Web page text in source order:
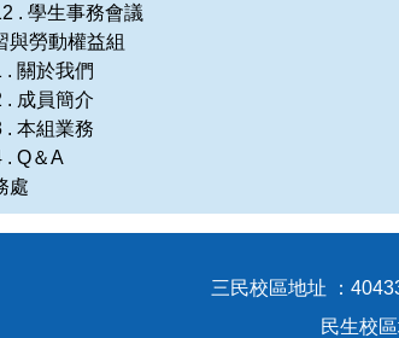
. 學生事務會議
與勞動權益組
. 關於我們
. 成員簡介
. 本組業務
. Q＆A
處
三民校區地址 ：
民生校